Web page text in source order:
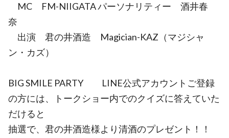
MC FM-NIIGATA パーソナリティー 酒井春
奈
出演 君の井酒造 Magician-KAZ（マジシャ
ン・カズ）
BIG SMILE PARTY LINE公式アカウントご登録
の方には、トークショー内でのクイズに答えていた
だけると
抽選で、君の井酒造様より清酒のプレゼント！！